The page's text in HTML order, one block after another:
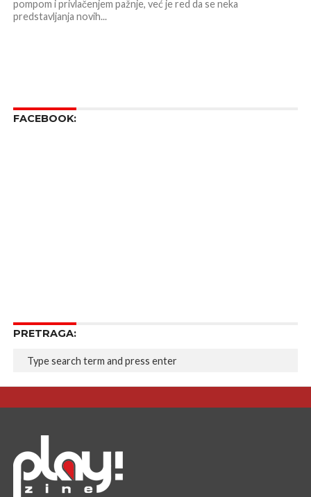
pompom i privlačenjem pažnje, već je red da se neka
predstavljanja novih...
FACEBOOK:
PRETRAGA: